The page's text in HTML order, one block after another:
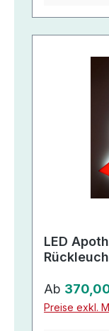
LED
Regulärer
Ab
Preise exkl.